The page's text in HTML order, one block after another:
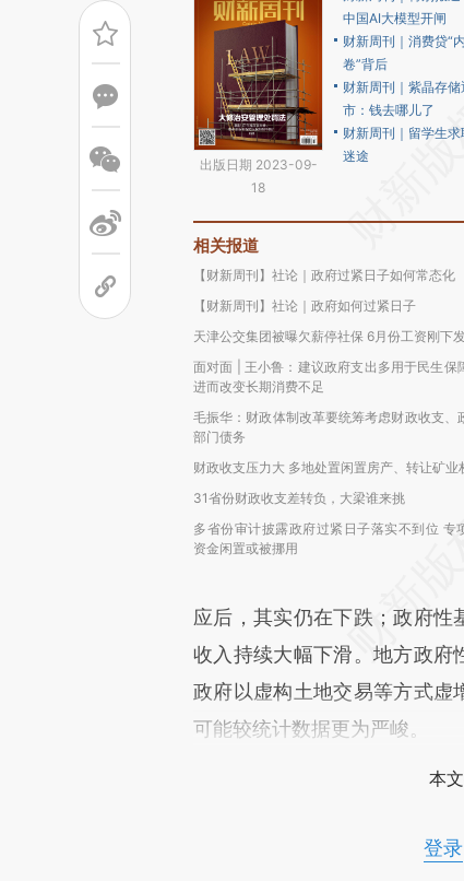
出版日期 2023-09-
18
中国AI大模型开闸
财新周刊｜消费贷“内
卷”背后
财新周刊｜紫晶存储
市：钱去哪儿了
财新周刊｜留学生求
迷途
相关报道
【财新周刊】社论｜政府过紧日子如何常态化
【财新周刊】社论｜政府如何过紧日子
天津公交集团被曝欠薪停社保 6月份工资刚下
面对面 | 王小鲁：建议政府支出多用于民生保
进而改变长期消费不足
毛振华：财政体制改革要统筹考虑财政收支、
部门债务
财政收支压力大 多地处置闲置房产、转让矿业
31省份财政收支差转负，大梁谁来挑
多省份审计披露政府过紧日子落实不到位 专
资金闲置或被挪用
应后，其实仍在下跌；政府性
收入持续大幅下滑。地方政府
政府以虚构土地交易等方式虚
可能较统计数据更为严峻。
本
登录